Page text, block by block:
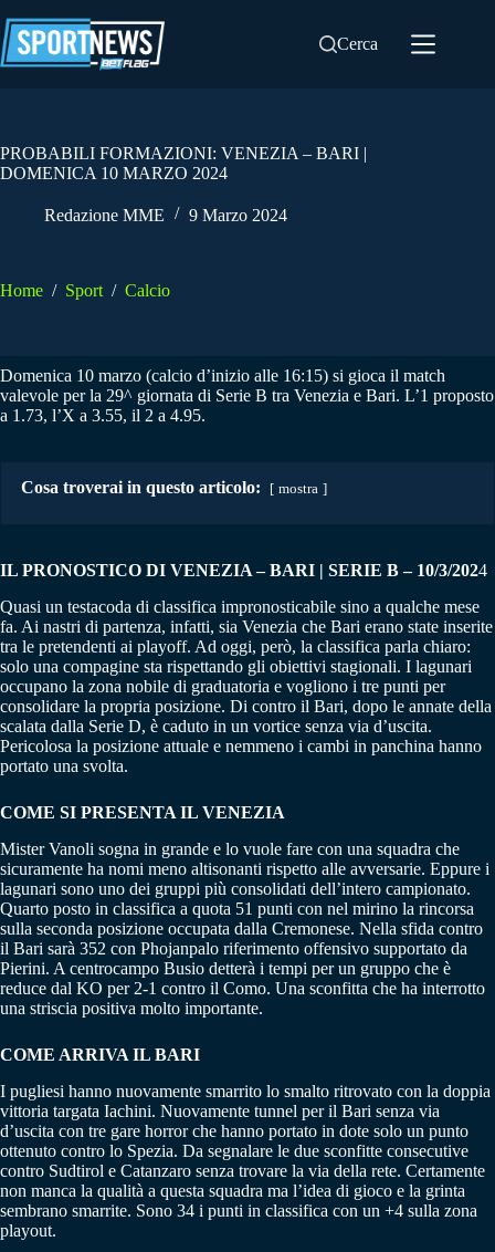
al
contenuto
Cerca
PROBABILI FORMAZIONI: VENEZIA – BARI |
DOMENICA 10 MARZO 2024
Redazione MME 9 Marzo 2024
Home / Sport / Calcio
Domenica 10 marzo (calcio d’inizio alle 16:15) si gioca il match
valevole per la 29^ giornata di Serie B tra Venezia e Bari. L’1 proposto
a 1.73, l’X a 3.55, il 2 a 4.95.
Cosa troverai in questo articolo: mostra
IL PRONOSTICO DI VENEZIA – BARI | SERIE B – 10/3/2024
Quasi un testacoda di classifica impronosticabile sino a qualche mese
fa. Ai nastri di partenza, infatti, sia Venezia che Bari erano state inserite
tra le pretendenti ai playoff. Ad oggi, però, la classifica parla chiaro:
solo una compagine sta rispettando gli obiettivi stagionali. I lagunari
occupano la zona nobile di graduatoria e vogliono i tre punti per
consolidare la propria posizione. Di contro il Bari, dopo le annate della
scalata dalla Serie D, è caduto in un vortice senza via d’uscita.
Pericolosa la posizione attuale e nemmeno i cambi in panchina hanno
portato una svolta.
COME SI PRESENTA IL VENEZIA
Mister Vanoli sogna in grande e lo vuole fare con una squadra che
sicuramente ha nomi meno altisonanti rispetto alle avversarie. Eppure i
lagunari sono uno dei gruppi più consolidati dell’intero campionato.
Quarto posto in classifica a quota 51 punti con nel mirino la rincorsa
sulla seconda posizione occupata dalla Cremonese. Nella sfida contro
il Bari sarà 352 con Phojanpalo riferimento offensivo supportato da
Pierini. A centrocampo Busio detterà i tempi per un gruppo che è
reduce dal KO per 2-1 contro il Como. Una sconfitta che ha interrotto
una striscia positiva molto importante.
COME ARRIVA IL BARI
I pugliesi hanno nuovamente smarrito lo smalto ritrovato con la doppia
vittoria targata Iachini. Nuovamente tunnel per il Bari senza via
d’uscita con tre gare horror che hanno portato in dote solo un punto
ottenuto contro lo Spezia. Da segnalare le due sconfitte consecutive
contro Sudtirol e Catanzaro senza trovare la via della rete. Certamente
non manca la qualità a questa squadra ma l’idea di gioco e la grinta
sembrano smarrite. Sono 34 i punti in classifica con un +4 sulla zona
playout.